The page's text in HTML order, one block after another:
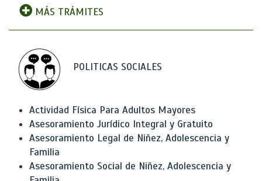
MÁS TRÁMITES
POLITICAS SOCIALES
Actividad Física Para Adultos Mayores
Asesoramiento Jurídico Integral y Gratuito
Asesoramiento Legal de Niñez, Adolescencia y
Familia
Asesoramiento Social de Niñez, Adolescencia y